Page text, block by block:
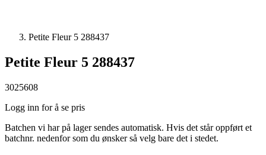
Petite Fleur 5 288437
Petite Fleur 5 288437
3025608
Logg inn for å se pris
Batchen vi har på lager sendes automatisk. Hvis det står oppført et
batchnr. nedenfor som du ønsker så velg bare det i stedet.